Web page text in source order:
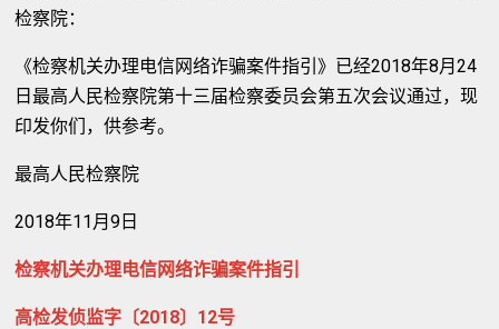
检察院：
《检察机关办理电信网络诈骗案件指引》已经2018年8月24
日最高人民检察院第十三届检察委员会第五次会议通过，现
印发你们，供参考。
最高人民检察院
2018年11月9日
检察机关办理电信网络诈骗案件指引
高检发侦监字〔2018〕12号